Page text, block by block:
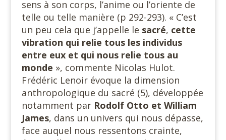
sens à son corps, l’anime ou l’oriente de
telle ou telle manière (p 292-293). « C’est
un peu cela que j’appelle le sacré, cette
vibration qui relie tous les individus
entre eux et qui nous relie tous au
monde », commente Nicolas Hulot.
Frédéric Lenoir évoque la dimension
anthropologique du sacré (5), développée
notamment par Rodolf Otto et William
James, dans un univers qui nous dépasse,
face auquel nous ressentons crainte,